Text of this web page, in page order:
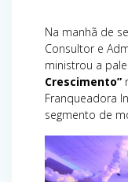
Na manhã de
Consultor e
ministrou a
Crescimento”
Franqueadora
segmento de